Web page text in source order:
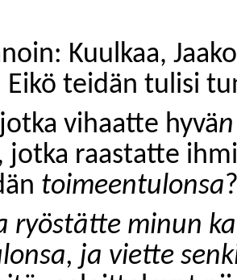
Kuulkaa,
teidän tulisi
vihaatte hyvä
jotka raastatte
toimeentulonsa
ryöstätte minun
ja viette